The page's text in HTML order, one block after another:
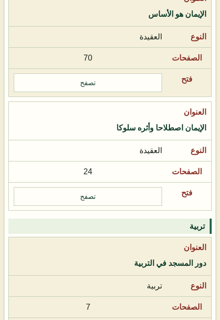
الإيمان هو الأساس
العقيدة
70
تصفح
الإيمان اصطلاحا وأثره سلوكا
العقيدة
24
تصفح
تربية
دور المسجد في التربية
تربية
7